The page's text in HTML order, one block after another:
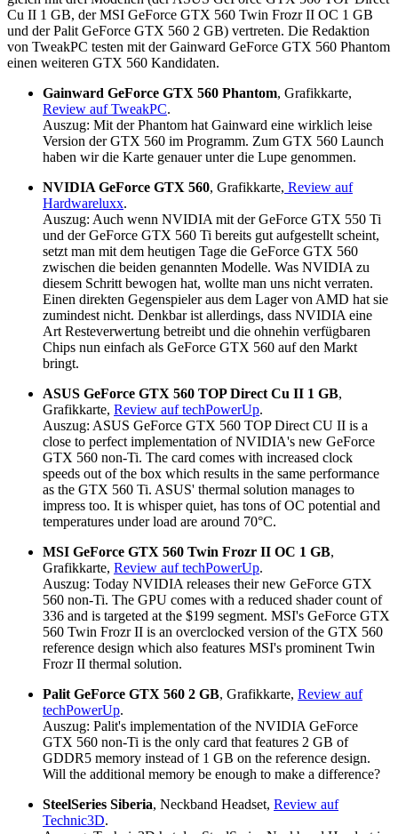
Cu II 1 GB, der MSI GeForce GTX 560 Twin Frozr II OC 1 GB
und der Palit GeForce GTX 560 2 GB) vertreten. Die Redaktion
von TweakPC testen mit der Gainward GeForce GTX 560 Phantom
einen weiteren GTX 560 Kandidaten.
Gainward GeForce GTX 560 Phantom, Grafikkarte,
Review auf TweakPC.
Auszug: Mit der Phantom hat Gainward eine wirklich leise
Version der GTX 560 im Programm. Zum GTX 560 Launch
haben wir die Karte genauer unter die Lupe genommen.
NVIDIA GeForce GTX 560, Grafikkarte, Review auf
Hardwareluxx.
Auszug: Auch wenn NVIDIA mit der GeForce GTX 550 Ti
und der GeForce GTX 560 Ti bereits gut aufgestellt scheint,
setzt man mit dem heutigen Tage die GeForce GTX 560
zwischen die beiden genannten Modelle. Was NVIDIA zu
diesem Schritt bewogen hat, wollte man uns nicht verraten.
Einen direkten Gegenspieler aus dem Lager von AMD hat sie
zumindest nicht. Denkbar ist allerdings, dass NVIDIA eine
Art Resteverwertung betreibt und die ohnehin verfügbaren
Chips nun einfach als GeForce GTX 560 auf den Markt
bringt.
ASUS GeForce GTX 560 TOP Direct Cu II 1 GB,
Grafikkarte, Review auf techPowerUp.
Auszug: ASUS GeForce GTX 560 TOP Direct CU II is a
close to perfect implementation of NVIDIA's new GeForce
GTX 560 non-Ti. The card comes with increased clock
speeds out of the box which results in the same performance
as the GTX 560 Ti. ASUS' thermal solution manages to
impress too. It is whisper quiet, has tons of OC potential and
temperatures under load are around 70°C.
MSI GeForce GTX 560 Twin Frozr II OC 1 GB,
Grafikkarte, Review auf techPowerUp.
Auszug: Today NVIDIA releases their new GeForce GTX
560 non-Ti. The GPU comes with a reduced shader count of
336 and is targeted at the $199 segment. MSI's GeForce GTX
560 Twin Frozr II is an overclocked version of the GTX 560
reference design which also features MSI's prominent Twin
Frozr II thermal solution.
Palit GeForce GTX 560 2 GB, Grafikkarte, Review auf
techPowerUp.
Auszug: Palit's implementation of the NVIDIA GeForce
GTX 560 non-Ti is the only card that features 2 GB of
GDDR5 memory instead of 1 GB on the reference design.
Will the additional memory be enough to make a difference?
SteelSeries Siberia, Neckband Headset, Review auf
Technic3D.